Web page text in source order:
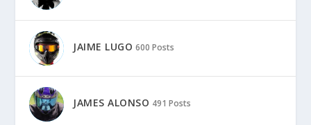
JAIME LUGO 600 Posts
JAMES ALONSO 491 Posts